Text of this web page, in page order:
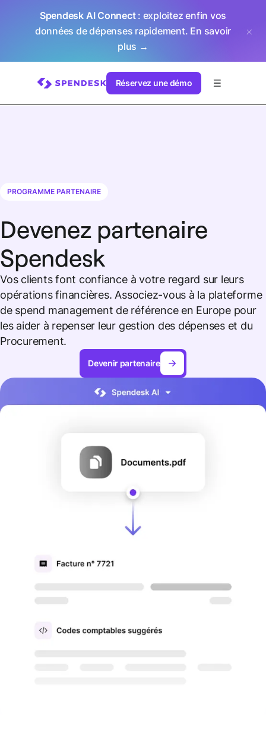
Spendesk AI Connect: exploitez enfin vos
données de dépenses rapidement. En savoir
plus →
Réservez une démo
PROGRAMME PARTENAIRE
Devenez partenaire
Spendesk
Vos clients font confiance à votre regard sur leurs
opérations financières. Associez-vous à la plateforme
de spend management de référence en Europe pour
les aider à repenser leur gestion des dépenses et du
Procurement.
Devenir partenaire